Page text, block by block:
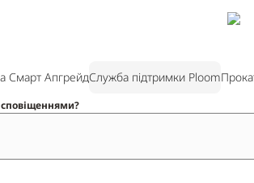
Смарт АпгрейдСлужба підтримки Ploom